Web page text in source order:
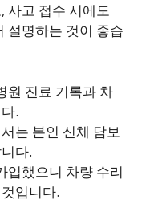
사고 접수 시에도
설명하는 것이 좋습
원 진료 기록과 차
.
는 본인 신체 담보
다.
입했으니 차량 수리
입니다.